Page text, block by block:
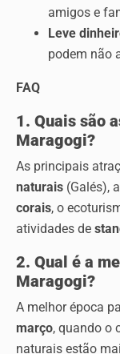
amigos e
Leve
podem não
FAQ
1. Quais são
Maragogi?
As principais
naturais (Galés),
corais, o
atividades de
2. Qual é a
Maragogi?
A melhor época
março, quando o
naturais estão